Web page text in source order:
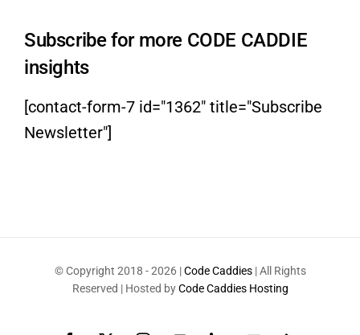
Subscribe for more CODE CADDIE
insights
[contact-form-7 id="1362" title="Subscribe
Newsletter"]
© Copyright 2018 -2026 |Code Caddies| All Rights
Reserved | Hosted byCode Caddies Hosting